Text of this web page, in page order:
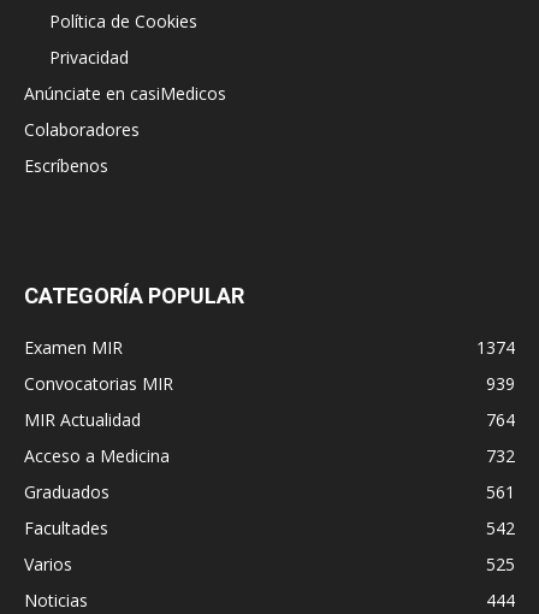
Política de Cookies
Privacidad
Anúnciate en casiMedicos
Colaboradores
Escríbenos
CATEGORÍA POPULAR
Examen MIR
1374
Convocatorias MIR
939
MIR Actualidad
764
Acceso a Medicina
732
Graduados
561
Facultades
542
Varios
525
Noticias
444